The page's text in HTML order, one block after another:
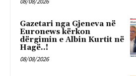
Gazetari nga Gjeneva në
Euronews kërkon
dërgimin e Albin Kurtit në
Hagë..!
08/08/2026